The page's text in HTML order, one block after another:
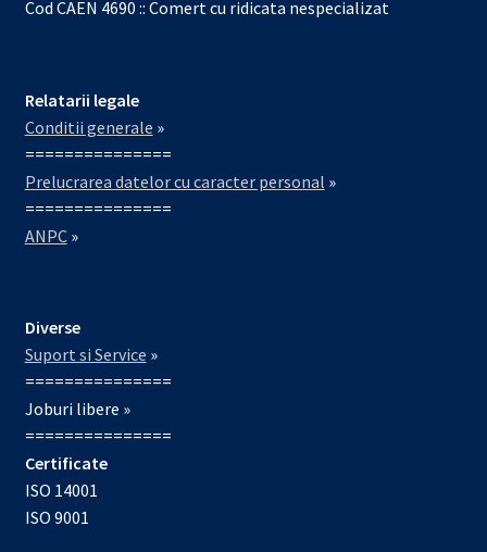
Cod CAEN 4690 :: Comert cu ridicata nespecializat
Relatarii legale
Conditii generale »
===============
Prelucrarea datelor cu caracter personal »
===============
ANPC»
Diverse
Suport si Service »
===============
Joburi libere »
===============
Certificate
ISO 14001
ISO 9001